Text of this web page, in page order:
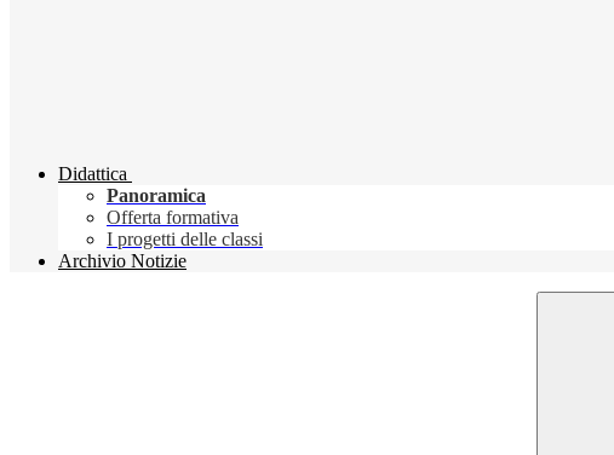
Didattica
Panoramica
Offerta formativa
I progetti delle classi
Archivio Notizie